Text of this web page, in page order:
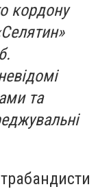
кордону
та